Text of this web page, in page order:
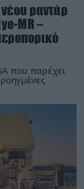
ραντάρ
MR –
που παρέχει